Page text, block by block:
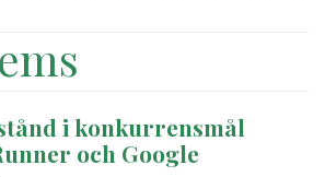
i konkurrensmål
och Google